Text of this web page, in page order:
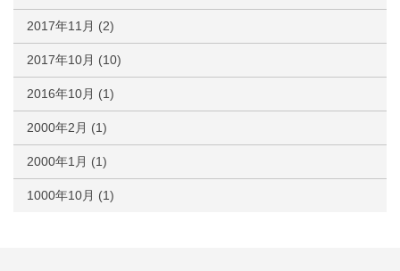
2017年11月 (2)
2017年10月 (10)
2016年10月 (1)
2000年2月 (1)
2000年1月 (1)
1000年10月 (1)